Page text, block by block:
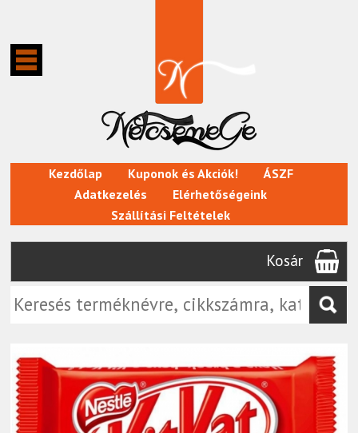
Kezdőlap Kuponok és Akciók!
ÁSZF
Adatkezelés
Elérhetőségeink
Szállítási Feltételek
Kosár